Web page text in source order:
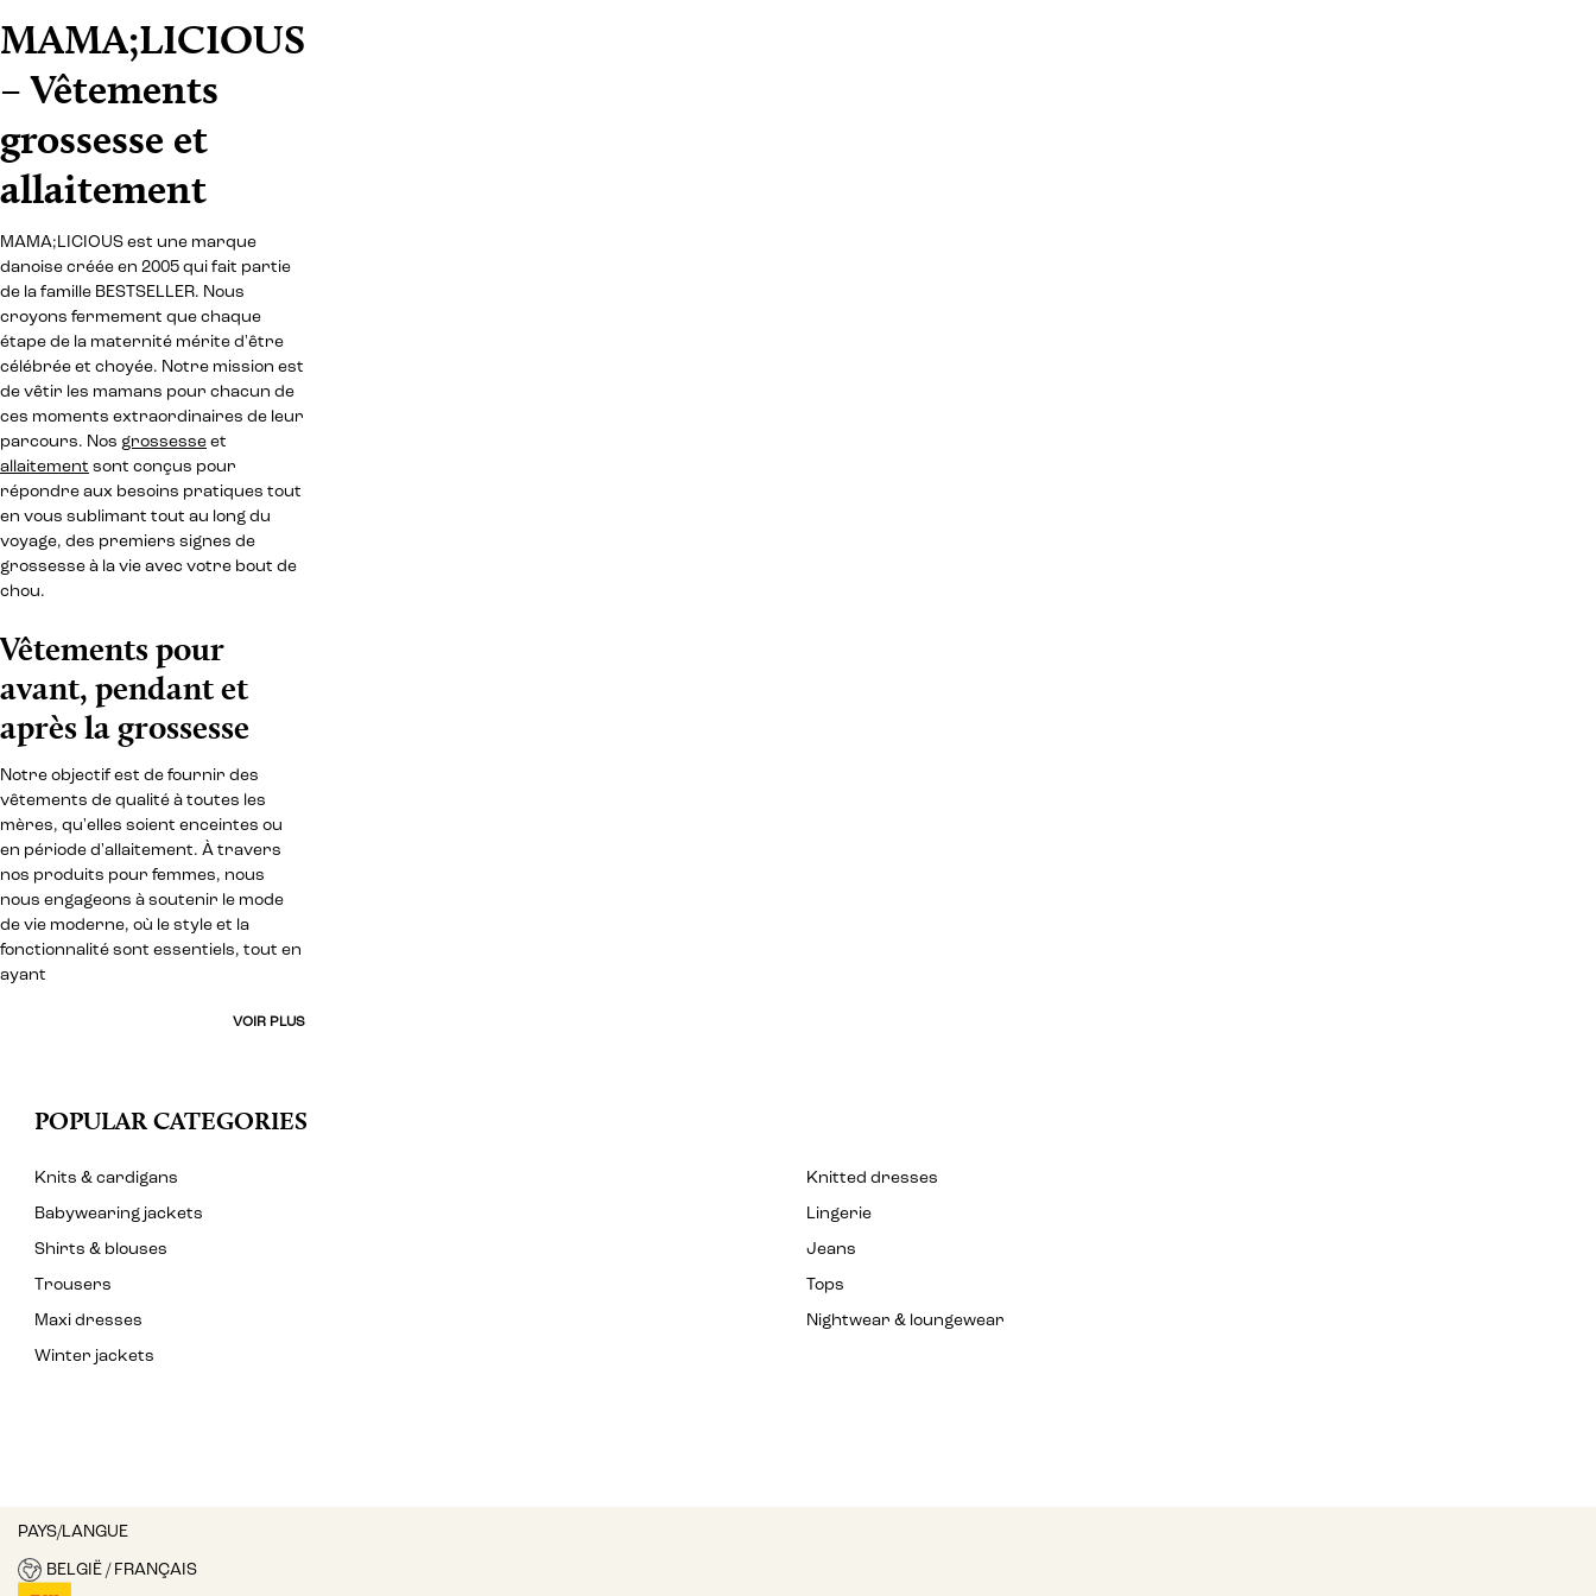
MAMA;LICIOUS
– Vêtements
grossesse et
allaitement
MAMA;LICIOUS est une marque
danoise créée en 2005 qui fait partie
de la famille BESTSELLER. Nous
croyons fermement que chaque
étape de la maternité mérite d'être
célébrée et choyée. Notre mission est
de vêtir les mamans pour chacun de
ces moments extraordinaires de leur
parcours. Nos grossesse et
allaitement sont conçus pour
répondre aux besoins pratiques tout
en vous sublimant tout au long du
voyage, des premiers signes de
grossesse à la vie avec votre bout de
chou.
Vêtements pour
avant, pendant et
après la grossesse
Notre objectif est de fournir des
vêtements de qualité à toutes les
mères, qu'elles soient enceintes ou
en période d'allaitement. À travers
nos produits pour femmes, nous
nous engageons à soutenir le mode
de vie moderne, où le style et la
fonctionnalité sont essentiels, tout en
ayant
VOIR PLUS
POPULAR CATEGORIES
Knits & cardigans
Knitted dresses
Babywearing jackets
Lingerie
Shirts & blouses
Jeans
Trousers
Tops
Maxi dresses
Nightwear & loungewear
Winter jackets
PAYS/LANGUE
BELGIË / FRANÇAIS